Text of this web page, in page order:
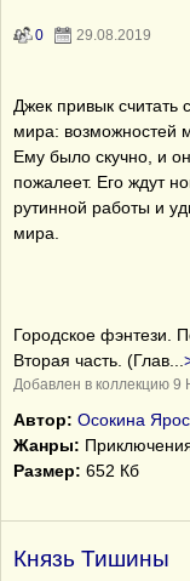
0 29.08.2019
Джек привык
мира: возможностей
Ему было скучно, и
пожалеет. Его ждут
рутинной работы и
мира.
Городское фэнтези.
Вторая часть. (Глав
Добавлен в коллекцию 9
Автор: Осокина
Жанры:
Размер: 652 Кб
Князь Тишины